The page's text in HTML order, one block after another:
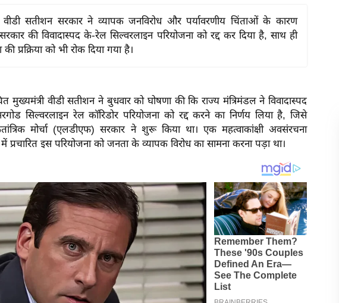
सतीशन सरकार ने व्यापक जनविरोध और पर्यावरणीय चिंताओं के कारण
की विवादास्पद के-रेल सिल्वरलाइन परियोजना को रद्द कर दिया है, साथ ही
प्रक्रिया को भी रोक दिया गया है।
मुख्यमंत्री वीडी सतीशन ने बुधवार को घोषणा की कि राज्य मंत्रिमंडल ने विवादास्पद
सिल्वरलाइन रेल कॉरिडोर परियोजना को रद्द करने का निर्णय लिया है, जिसे
मोर्चा (एलडीएफ) सरकार ने शुरू किया था। एक महत्वाकांक्षी अवसंरचना
प्रचारित इस परियोजना को जनता के व्यापक विरोध का सामना करना पड़ा था।